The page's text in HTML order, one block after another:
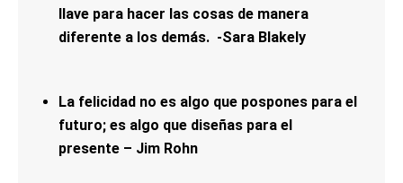
llave para hacer las cosas de manera
diferente a los demás. -Sara Blakely
La felicidad no es algo que pospones para el
futuro; es algo que diseñas para el
presente – Jim Rohn